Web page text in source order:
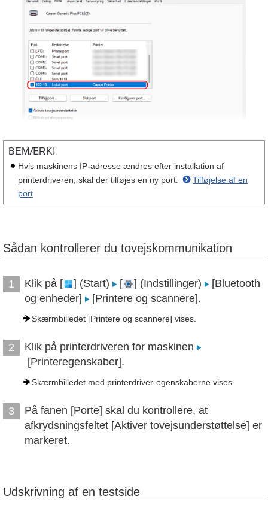
BEMÆRK!
Hvis maskinens IP-adresse ændres efter installation af
printerdriveren, skal der tilføjes en ny port.
Tilføjelse af en
port
Sådan kontrollerer du tovejskommunikation
1 Klik på [ ] (Start) [ ] (Indstillinger)
[Bluetooth
og enheder]
[Printere og scannere].
Skærmbilledet [Printere og scannere] vises.
2
Klik på printerdriveren for maskinen
[Printeregenskaber].
Skærmbilledet med printerdriver-egenskaberne vises.
3
På fanen [Porte] skal du kontrollere, at
afkrydsningsfeltet [Aktiver tovejsunderstøttelse] er
markeret.
Udskrivning af en testside